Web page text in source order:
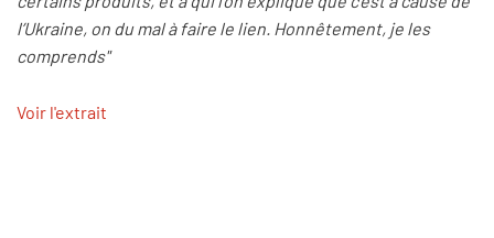
l’Ukraine, on du mal à faire le lien. Honnêtement, je les
comprends"
Voir l'extrait